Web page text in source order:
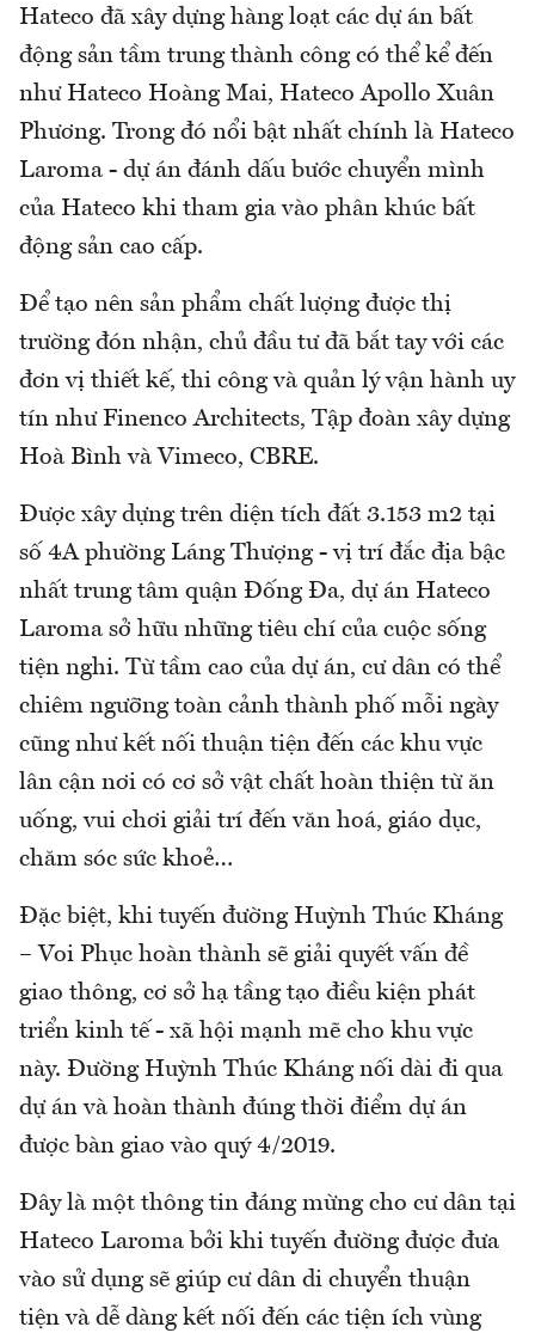
Hateco đã xây dựng hàng loạt các dự án bất
động sản tầm trung thành công có thể kể đến
như Hateco Hoàng Mai, Hateco Apollo Xuân
Phương. Trong đó nổi bật nhất chính là Hateco
Laroma - dự án đánh dấu bước chuyển mình
của Hateco khi tham gia vào phân khúc bất
động sản cao cấp.
Để tạo nên sản phẩm chất lượng được thị
trường đón nhận, chủ đầu tư đã bắt tay với các
đơn vị thiết kế, thi công và quản lý vận hành uy
tín như Finenco Architects, Tập đoàn xây dựng
Hoà Bình và Vimeco, CBRE.
Được xây dựng trên diện tích đất 3.153 m2 tại
số 4A phường Láng Thượng - vị trí đắc địa bậc
nhất trung tâm quận Đống Đa, dự án Hateco
Laroma sở hữu những tiêu chí của cuộc sống
tiện nghi. Từ tầm cao của dự án, cư dân có thể
chiêm ngưỡng toàn cảnh thành phố mỗi ngày
cũng như kết nối thuận tiện đến các khu vực
lân cận nơi có cơ sở vật chất hoàn thiện từ ăn
uống, vui chơi giải trí đến văn hoá, giáo dục,
chăm sóc sức khoẻ…
Đặc biệt, khi tuyến đường Huỳnh Thúc Kháng
– Voi Phục hoàn thành sẽ giải quyết vấn đề
giao thông, cơ sở hạ tầng tạo điều kiện phát
triển kinh tế - xã hội mạnh mẽ cho khu vực
này. Đường Huỳnh Thúc Kháng nối dài đi qua
dự án và hoàn thành đúng thời điểm dự án
được bàn giao vào quý 4/2019.
Đây là một thông tin đáng mừng cho cư dân tại
Hateco Laroma bởi khi tuyến đường được đưa
vào sử dụng sẽ giúp cư dân di chuyển thuận
tiện và dễ dàng kết nối đến các tiện ích vùng